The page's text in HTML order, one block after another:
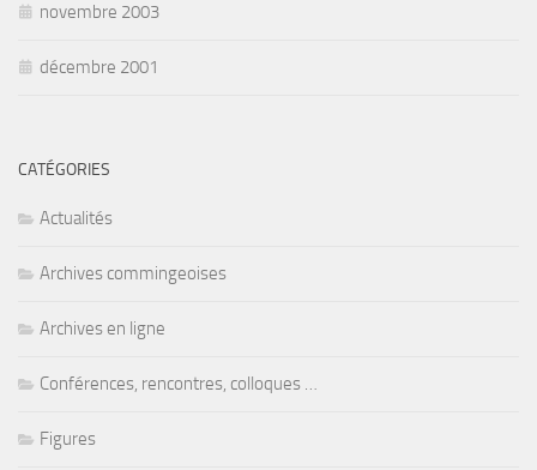
novembre 2003
décembre 2001
CATÉGORIES
Actualités
Archives commingeoises
Archives en ligne
Conférences, rencontres, colloques …
Figures